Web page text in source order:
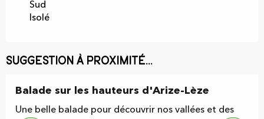
Sud
Isolé
Suggestion à proximité...
Balade sur les hauteurs d'Arize-Lèze
Une belle balade pour découvrir nos vallées et des